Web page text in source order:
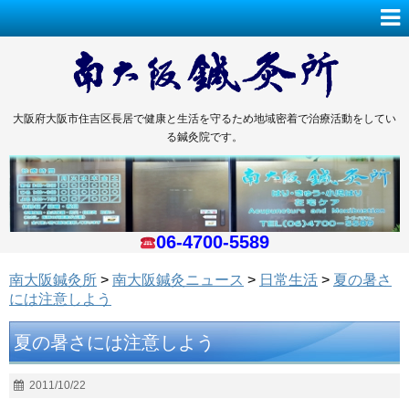
大阪府大阪市住吉区長居で健康と生活を守るため地域密着で治療活動をしてい
る鍼灸院です。
06-4700-5589
南大阪鍼灸所 > 南大阪鍼灸ニュース > 日常生活 > 夏の暑さ
には注意しよう
夏の暑さには注意しよう
2011/10/22